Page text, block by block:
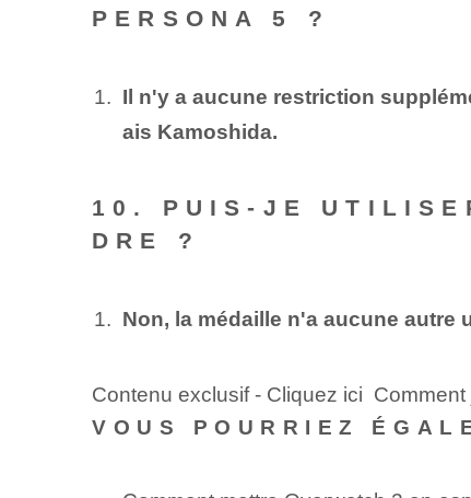
PERSONA 5 ?
Il n'y a aucune restriction
ais Kamoshida.
10. PUIS-JE
DRE ?
Non, la médaille n'a aucune autre
Contenu exclusif - Cliquez ici
VOUS POURRIEZ